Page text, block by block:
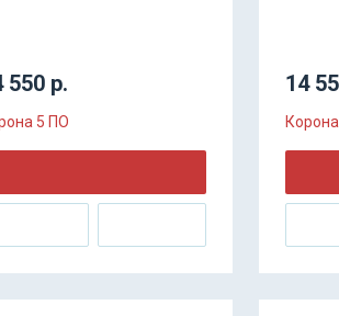
550 р.
5 ПО
14